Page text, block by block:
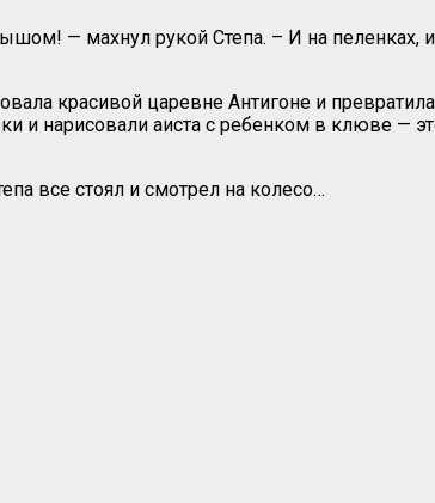
— махнул рукой Степа. – И на пеленках,
красивой царевне Антигоне и
и нарисовали аиста с ребенком в клюве —
все стоял и смотрел на колесо…